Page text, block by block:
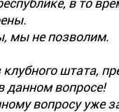
в то
мы не позволим.
штата,
данном вопросе!
вопросу уже